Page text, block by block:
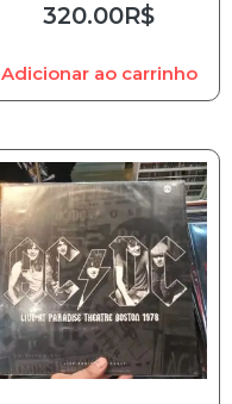
320.00R$
Adicionar ao carrinho